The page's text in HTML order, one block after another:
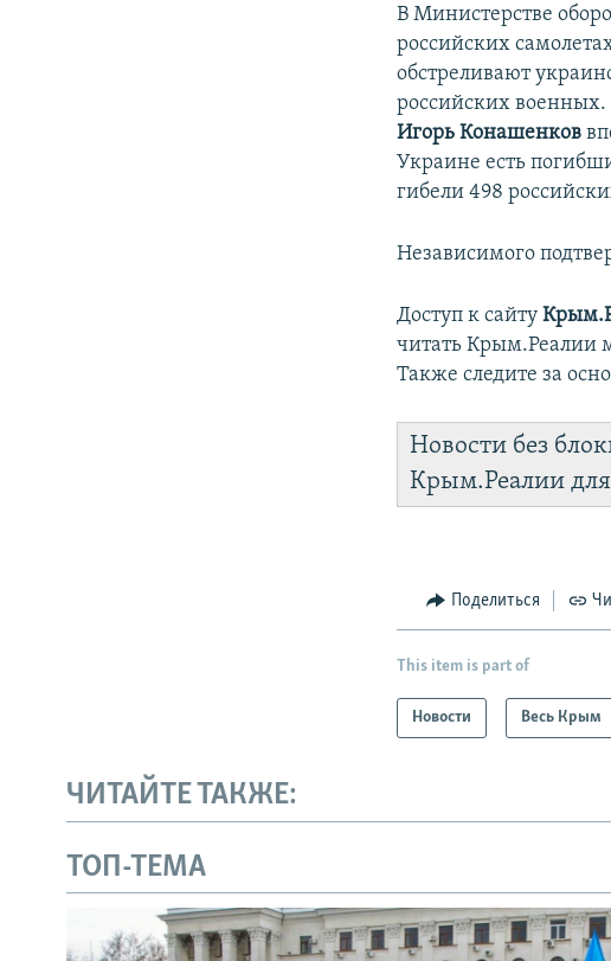
В Министерстве
российских
обстреливают
российских
Игорь Конашенков
Украине есть
гибели 498
Независимого
Доступ к сайту
читать
Также следите за
Новости без
Крым.Реалии
Поделиться
This item is part of
Новости Весь Крым
ЧИТАЙТЕ ТАКЖЕ:
ТОП-ТЕМА